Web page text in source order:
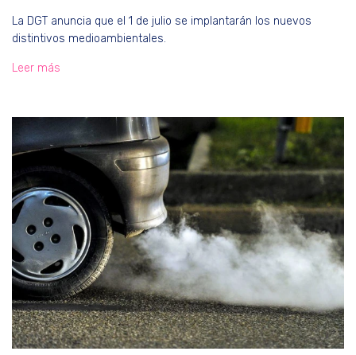
La DGT anuncia que el 1 de julio se implantarán los nuevos
distintivos medioambientales.
Leer más